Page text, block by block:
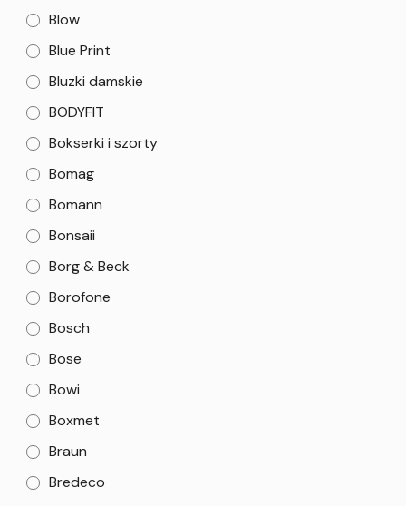
Blow
Blue Print
Bluzki damskie
BODYFIT
Bokserki i szorty
Bomag
Bomann
Bonsaii
Borg & Beck
Borofone
Bosch
Bose
Bowi
Boxmet
Braun
Bredeco